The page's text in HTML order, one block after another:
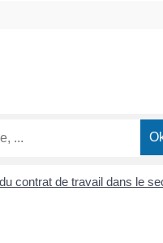
contrat de travail dans le